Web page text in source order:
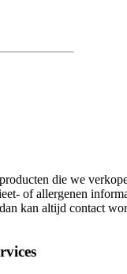
die we
of allergenen
kan altijd contact